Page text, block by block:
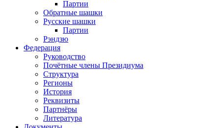
Партии
Обратные шашки
Русские шашки
Партии
Рэндзю
Федерация
Руководство
Почётные члены Президиума
Структура
Регионы
История
Реквизиты
Партнёры
Литература